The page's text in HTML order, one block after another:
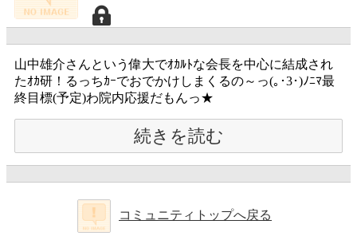
山中雄介さんという偉大でｵｶﾙﾄな会長を中心に結成され
たｵｶ研！るっちｶｰでおでかけしまくるの～っ(｡･3･)ﾉﾆﾏ最
終目標(予定)わ院内応援だもんっ★
続きを読む
コミュニティトップへ戻る